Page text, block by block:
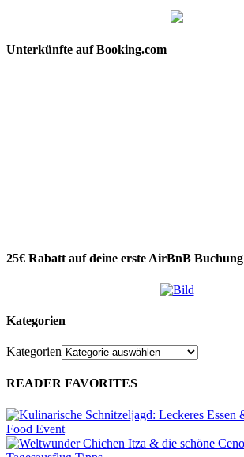
Unterkünfte auf Booking.com
25€ Rabatt auf deine erste AirBnB Buchung
Kategorien
Kategorien
READER FAVORITES